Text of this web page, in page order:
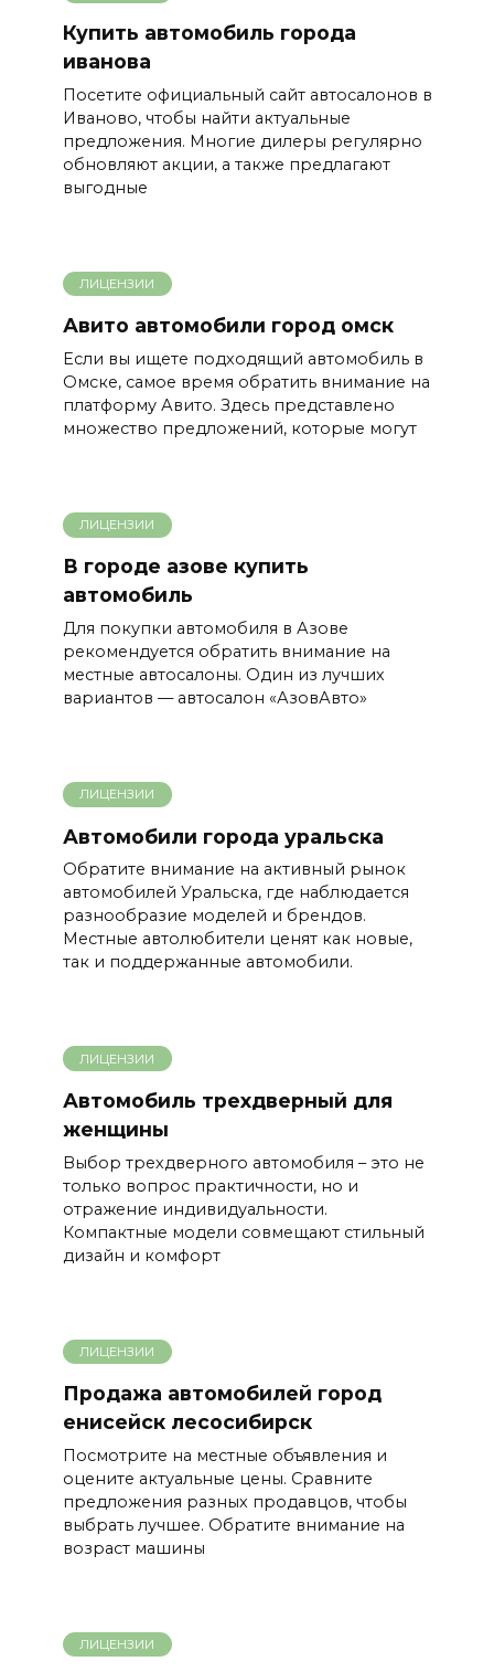
Купить автомобиль города
иванова
Посетите официальный сайт автосалонов в
Иваново, чтобы найти актуальные
предложения. Многие дилеры регулярно
обновляют акции, а также предлагают
выгодные
ЛИЦЕНЗИИ
Авито автомобили город омск
Если вы ищете подходящий автомобиль в
Омске, самое время обратить внимание на
платформу Авито. Здесь представлено
множество предложений, которые могут
ЛИЦЕНЗИИ
В городе азове купить
автомобиль
Для покупки автомобиля в Азове
рекомендуется обратить внимание на
местные автосалоны. Один из лучших
вариантов — автосалон «АзовАвто»
ЛИЦЕНЗИИ
Автомобили города уральска
Обратите внимание на активный рынок
автомобилей Уральска, где наблюдается
разнообразие моделей и брендов.
Местные автолюбители ценят как новые,
так и поддержанные автомобили.
ЛИЦЕНЗИИ
Автомобиль трехдверный для
женщины
Выбор трехдверного автомобиля – это не
только вопрос практичности, но и
отражение индивидуальности.
Компактные модели совмещают стильный
дизайн и комфорт
ЛИЦЕНЗИИ
Продажа автомобилей город
енисейск лесосибирск
Посмотрите на местные объявления и
оцените актуальные цены. Сравните
предложения разных продавцов, чтобы
выбрать лучшее. Обратите внимание на
возраст машины
ЛИЦЕНЗИИ